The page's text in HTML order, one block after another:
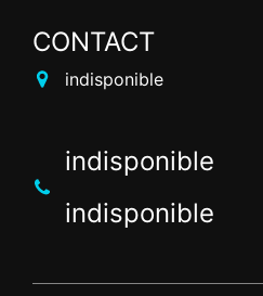
CONTACT
indisponible
indisponible
indisponible